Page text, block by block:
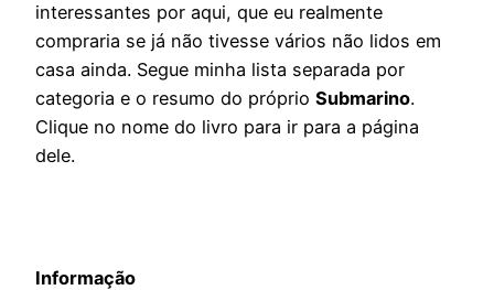
interessantes por aqui, que eu realmente
compraria se já não tivesse vários não lidos em
casa ainda. Segue minha lista separada por
categoria e o resumo do próprio Submarino.
Clique no nome do livro para ir para a página
dele.
Informação